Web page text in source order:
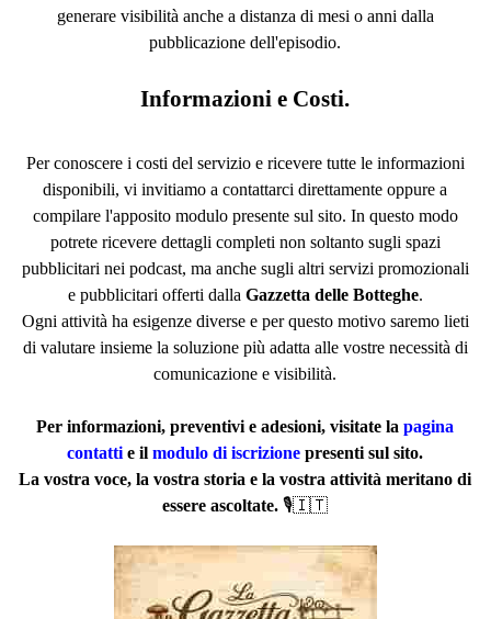
generare visibilità anche a distanza di mesi o anni dalla
pubblicazione dell'episodio.
Informazioni e Costi.
Per conoscere i costi del servizio e ricevere tutte le informazioni
disponibili, vi invitiamo a contattarci direttamente oppure a
compilare l'apposito modulo presente sul sito. In questo modo
potrete ricevere dettagli completi non soltanto sugli spazi
pubblicitari nei podcast, ma anche sugli altri servizi promozionali
e pubblicitari offerti dalla Gazzetta delle Botteghe.
Ogni attività ha esigenze diverse e per questo motivo saremo lieti
di valutare insieme la soluzione più adatta alle vostre necessità di
comunicazione e visibilità.
Per informazioni, preventivi e adesioni, visitate lapagina
contatti e ilmodulo di iscrizione presenti sul sito.
La vostra voce, la vostra storia e la vostra attività meritano di
essere ascoltate. 🎙️🇮🇹